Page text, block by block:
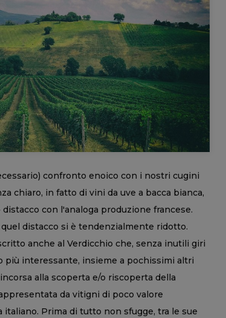
confronto enoico con i nostri cugini
chiaro, in fatto di vini da uve a bacca bianca,
con l'analoga produzione francese.
distacco si è tendenzialmente ridotto.
anche al Verdicchio che, senza inutili giri
interessante, insieme a pochissimi altri
alla scoperta e/o riscoperta della
da vitigni di poco valore
Prima di tutto non sfugge, tra le sue